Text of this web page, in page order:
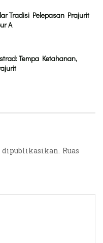
Tradisi Pelepasan Prajurit
A
Tempa Ketahanan,
Ruas